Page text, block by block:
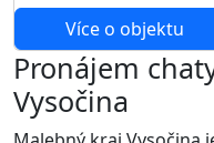
Více o objektu
Pronájem
Vysočina